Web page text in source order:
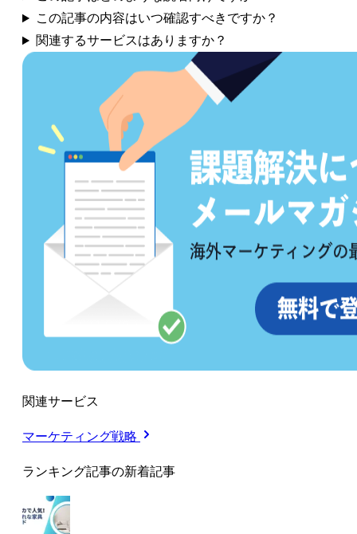
この記事の内容はいつ確認すべきですか？
関連するサービスはありますか？
関連サービス
マーケティング戦略
ランキング記事の新着記事